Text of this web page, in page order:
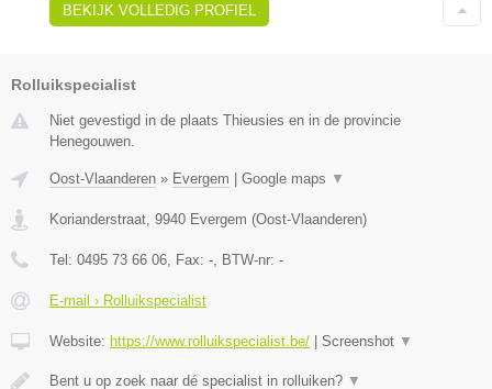
BEKIJK VOLLEDIG PROFIEL
Rolluikspecialist
Niet gevestigd in de plaats Thieusies en in de provincie
Henegouwen.
Oost-Vlaanderen » Evergem Google maps ▼
Korianderstraat 9940 Evergem (Oost-Vlaanderen)
Tel: 0495 73 66 06 , Fax: - , BTW-nr: -
E-mail › Rolluikspecialist
Website: https://www.rolluikspecialist.be/ Screenshot ▼
Bent u op zoek naar dé specialist in rolluiken? ▼